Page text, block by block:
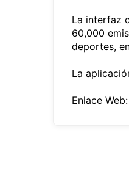
La interfaz
60,000
deportes,
La
Enlace Web: